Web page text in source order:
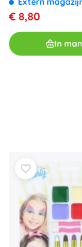
€ 8,80
In